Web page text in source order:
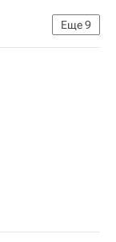
Еще9